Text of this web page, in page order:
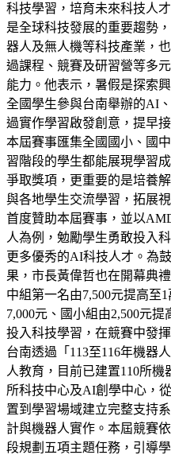
科技學習，培育未來科技人
是全球科技發展的重要趨勢
器人及無人機等科技產業，
過課程、競賽及研習營等多
能力。他表示，暑假是探索
全國學生參與台南舉辦的AI
過實作學習啟發創意，提早
本屆賽事匯集全國國小、國
習階段的學生都能展現學習
爭取獎項，更重要的是培養
與各地學生交流學習，拓展
首度贊助本屆賽事，並以
人為例，勉勵學生勇敢投入
更多優秀的AI科技人才。為
果，市長黃偉哲也在開幕典
中組第一名由7,500元提高至
7,000元、國小組由2,500元
投入科技學習，在競賽中發
台南透過「113至116年機器
人教育，目前已建置110所
所科技中心及AI創學中心，
置到學習場域建立完整支持
計與機器人實作。本屆競賽
段規劃五項主題任務，引導